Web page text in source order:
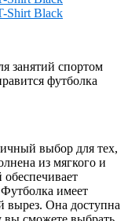
занятий спортом
футболка
выбор для тех,
из мягкого и
имеет
вырез. Она доступна